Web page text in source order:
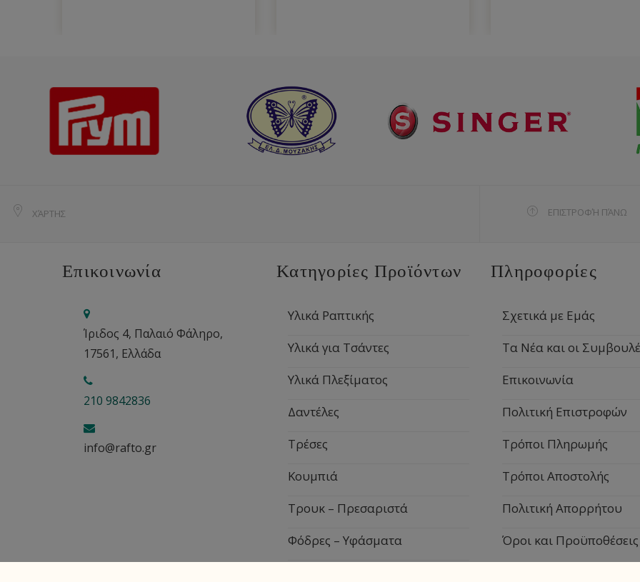
ΧΆΡΤΗΣ ΕΠΙΣΤΡΟΦΉ ΠΆΝΩ
Επικοινωνία
Ίριδος 4, Παλαιό Φάληρο,
17561, Ελλάδα
210 9842836
info@rafto.gr
Κατηγορίες Προϊόντων
Υλικά Ραπτικής
Υλικά για Τσάντες
Υλικά Πλεξίματος
Δαντέλες
Τρέσες
Κουμπιά
Τρουκ – Πρεσαριστά
Φόδρες – Υφάσματα
Πληροφορίες
Σχετικά με Εμάς
Τα Νέα και οι
Επικοινωνία
Πολιτική Επιστροφών
Τρόποι Πληρωμής
Τρόποι Αποστολής
Πολιτική Απορρήτου
Όροι και Προϋποθέσεις